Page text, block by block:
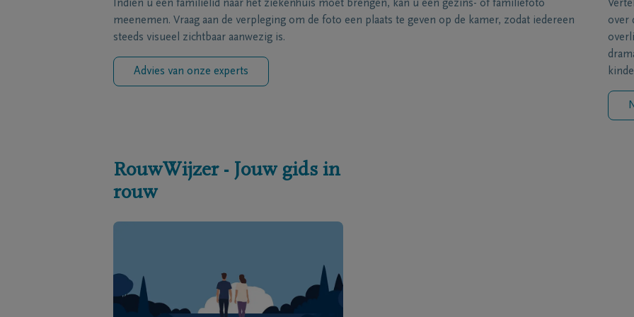
Indien u een familielid naar het ziekenhuis moet brengen, kan u een gezins- of familiefoto
meenemen. Vraag aan de verpleging om de foto een plaats te geven op de kamer, zodat iedereen
steeds visueel zichtbaar aanwezig is.
Advies van onze experts
over
RouwWijzer - Jouw gids in
rouw